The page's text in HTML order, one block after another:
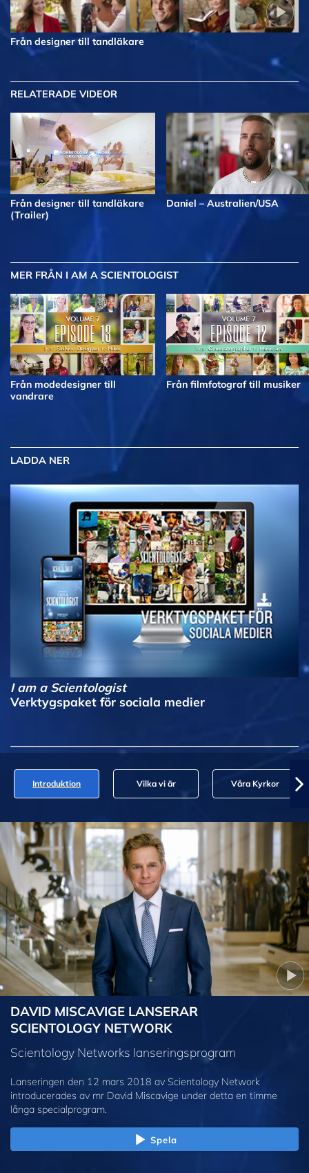
Från designer till tandläkare
RELATERADE VIDEOR
Från designer till tandläkare
(Trailer)
Daniel – Australien/USA
MER FRÅN I AM A SCIENTOLOGIST
Från modedesigner till
vandrare
Från filmfotograf till musiker
LADDA NER
I am a Scientologist
Verktygspaket för sociala medier
Introduktion Vilka vi är Våra Kyrkor
DAVID MISCAVIGE LANSERAR
SCIENTOLOGY NETWORK
Scientology Networks lanseringsprogram
Lanseringen den 12 mars 2018 av Scientology Network
introducerades av mr David Miscavige under detta en timme
långa specialprogram.
Spela